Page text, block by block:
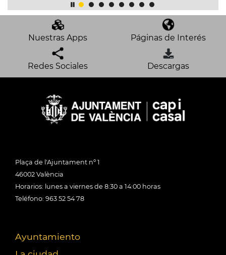
Nuestras Apps Páginas de Interés
Redes Sociales Descargas
Plaça de l'Ajuntament nº 1
46002 València
Horarios: lunes a viernes de 8:30 a 14:00 horas
Teléfono: 963 52 54 78
Ayuntamiento